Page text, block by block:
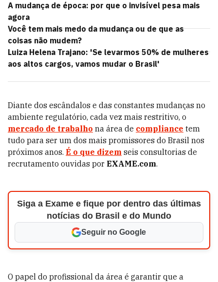
A mudança de época: por que o invisível pesa mais
agora
Você tem mais medo da mudança ou de que as
coisas não mudem?
Luiza Helena Trajano: 'Se levarmos 50% de mulheres
aos altos cargos, vamos mudar o Brasil'
Diante dos escândalos e das constantes mudanças no
ambiente regulatório, cada vez mais restritivo, o
mercado de trabalho na área de compliance tem
tudo para ser um dos mais promissores do Brasil nos
próximos anos. É o que dizem seis consultorias de
recrutamento ouvidas por EXAME.com.
Siga a Exame e fique por dentro das últimas
notícias do Brasil e do Mundo
Seguir no Google
O papel do profissional da área é garantir que a